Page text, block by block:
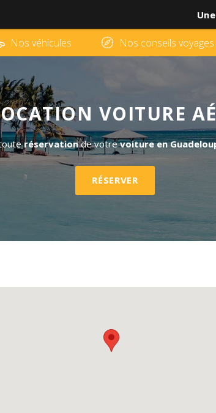
Nos véhicules Nos conseils voyages
VOITURE
réservationde votrevoiture en
RÉSERVER